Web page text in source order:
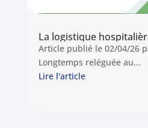
Article publié le 02/04/26
Longtemps reléguée au...
Lire l'article